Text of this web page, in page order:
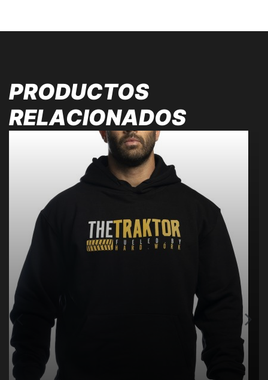
PRODUCTOS
RELACIONADOS